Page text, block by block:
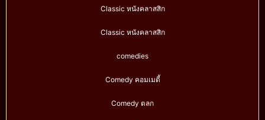
Classic หนังคลาสสิก
Classic หนังคลาสสิก
comedies
Comedy คอมเมดี้
Comedy ตลก